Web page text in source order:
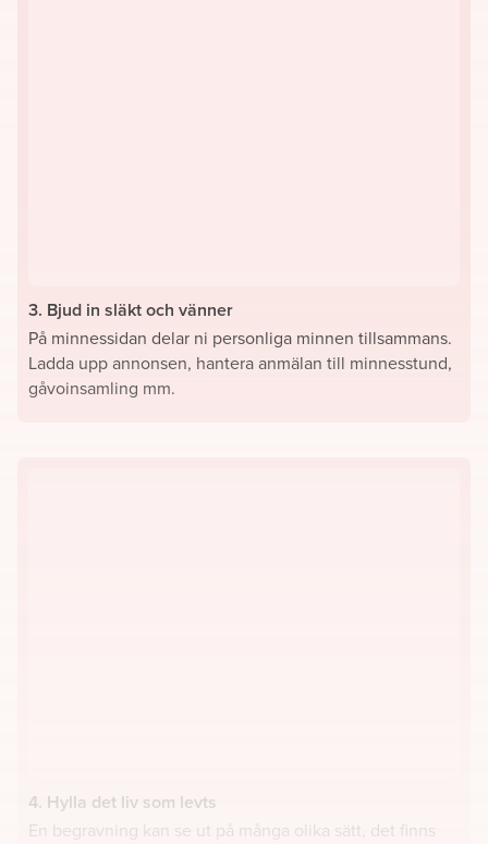
3. Bjud in släkt och vänner
På minnessidan delar ni personliga minnen tillsammans.
Ladda upp annonsen, hantera anmälan till minnesstund,
gåvoinsamling mm.
4. Hylla det liv som levts
En begravning kan se ut på många olika sätt, det finns